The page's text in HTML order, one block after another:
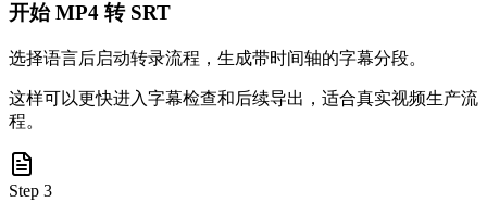
开始 MP4 转 SRT
选择语言后启动转录流程，生成带时间轴的字幕分段。
这样可以更快进入字幕检查和后续导出，适合真实视频生产流
程。
Step 3